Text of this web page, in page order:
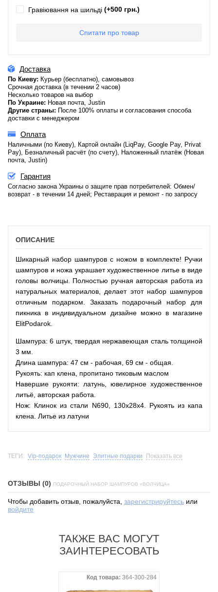
Гравіювання на шильді (+500 грн.)
Спитати про товар
Доставка
По Киеву: Курьер (бесплатно), самовывоз
Срочная доставка (в течении 2 часов)
Несколько товаров на выбор
По Украине: Новая почта, Justin
Другие страны: После 100% оплаты и согласования способа
доставки с менеджером
Оплата
Наличными (по Киеву), Картой онлайн (LiqPay, Google Pay, Privat
Pay), Безналичный расчёт (по счету), Наложенный платёж (Новая
почта, Justin)
Гарантия
Согласно закона Украины о защите прав потребителей: Обмен/
возврат - в течении 14 дней; Реставрация и ремонт - по запросу
ОПИСАНИЕ
Шикарный набор шампуров с ножом в комплекте! Ручки
шампуров и ножа украшает художественное литье в виде
головы волчицы. Полностью ручная авторская работа из
натуральных материалов, делает этот набор шампуров
отличным подарком. Заказать подарочный набор для
пикника в индивидуальном дизайне можно в магазине
ElitPodarok.
Шампура: 6 штук, твердая нержавеющая сталь толщиной
3 мм.
Длина шампура: 47 см - рабочая, 69 см - общая.
Рукоять: кап клена, пропитано тиковым маслом
Навершие рукояти: латунь, ювелирное художественное
литьё, авторская работа.
Нож: Клинок из стали N690, 130х28х4. Рукоять из капа
клена. Литье из латуни
ТЕГИ: Vip-подарок Мужчине Элитные подарки Показать все
ОТЗЫВЫ (0) ПОДАРОЧНЫЙ НАБОР ШАМПУРОВ «ВОЛЧИЦА»
Чтобы добавить отзыв, пожалуйста, зарегистрируйтесь или
войдите
ТАКЖЕ ВАС МОГУТ
ЗАИНТЕРЕСОВАТЬ
Код товара: 364-300-284